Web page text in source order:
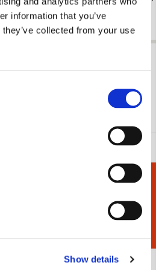
information that you’ve
collected from your use
Show details
Kunstsammlungen
verlanglijst
Cadeaukiezer